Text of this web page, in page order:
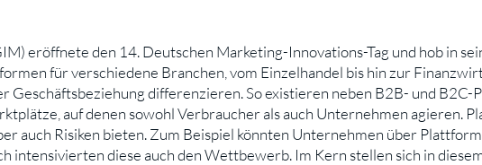
eröffnete den 14. Deutschen Marketing-Innovations-Tag und hob in
für verschiedene Branchen, vom Einzelhandel bis hin zur
Geschäftsbeziehung differenzieren. So existieren neben B2B- und B2C-
auf denen sowohl Verbraucher als auch Unternehmen agieren.
auch Risiken bieten. Zum Beispiel könnten Unternehmen über
intensivierten diese auch den Wettbewerb. Im Kern stellen sich in